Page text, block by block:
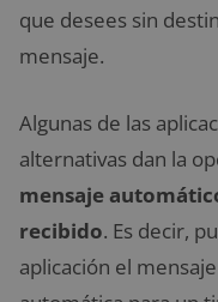
que desees sin
mensaje.
Algunas de las
alternativas dan la
mensaje
recibido. Es decir,
aplicación el